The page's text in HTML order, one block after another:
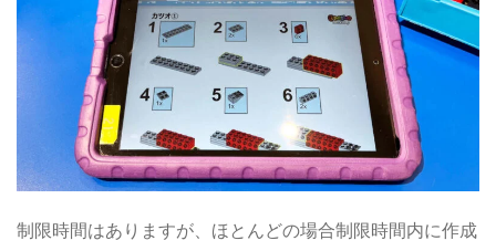
制限時間はありますが、ほとんどの場合制限時間内に作成